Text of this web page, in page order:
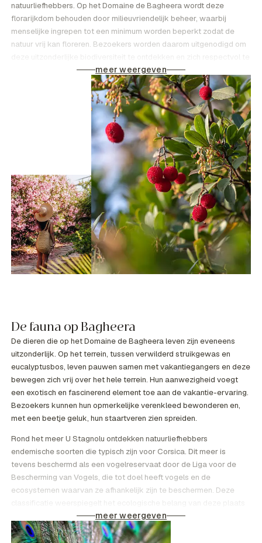
natuurliefhebbers. Op het Domaine de Bagheera wordt deze
florarijkdom behouden door milieuvriendelijk beheer, waarbij
menselijke ingrepen tot een minimum worden beperkt zodat de
natuur vrij kan floreren. Bezoekers worden daarom uitgenodigd om
deze uitzonderlijke biodiversiteit te ontdekken en zich respectvol te
meer weergeven
De fauna op Bagheera
De dieren die op het Domaine de Bagheera leven zijn eveneens
uitzonderlijk. Op het terrein, tussen verwilderd struikgewas en
eucalyptusbos, leven pauwen samen met vakantiegangers en deze
bewegen zich vrij over het hele terrein. Hun aanwezigheid voegt
een exotisch en fascinerend element toe aan de vakantie-ervaring.
Bezoekers kunnen hun opmerkelijke verenkleed bewonderen en,
met een beetje geluk, hun staartveren zien spreiden.
Rond het meer U Stagnolu ontdekken natuurliefhebbers
endemische soorten die typisch zijn voor Corsica. Dit meer is
tevens beschermd als een vogelreservaat door de Liga voor de
Bescherming van Vogels, die tot doel heeft vogels en de
ecosystemen waarvan ze afhankelijk zijn te beschermen. Deze
classificatie weerspiegelt het ecologische belang van deze plaats
en Bagheera’s inzet voor het behoud van de lokale biodiversiteit.
meer weergeven